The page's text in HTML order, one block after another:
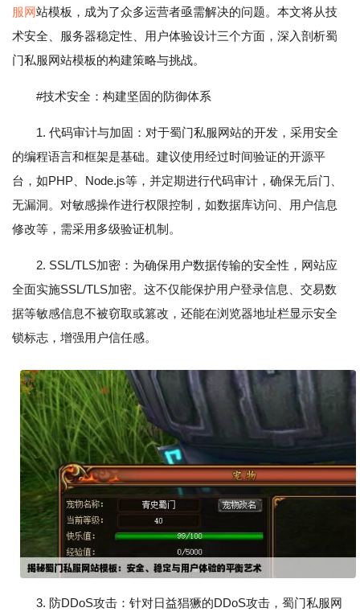
服网站模板，成为了众多运营者亟需解决的问题。本文将从技
术安全、服务器稳定性、用户体验设计三个方面，深入剖析蜀
门私服网站模板的构建策略与挑战。
#技术安全：构建坚固的防御体系
1. 代码审计与加固：对于蜀门私服网站的开发，采用安全
的编程语言和框架是基础。建议使用经过时间验证的开源平
台，如PHP、Node.js等，并定期进行代码审计，确保无后门、
无漏洞。对敏感操作进行权限控制，如数据库访问、用户信息
修改等，需采用多级验证机制。
2. SSL/TLS加密：为确保用户数据传输的安全性，网站应
全面实施SSL/TLS加密。这不仅能保护用户登录信息、交易数
据等敏感信息不被窃取或篡改，还能在浏览器地址栏显示安全
锁标志，增强用户信任感。
3. 防DDoS攻击：针对日益猖獗的DDoS攻击，蜀门私服网